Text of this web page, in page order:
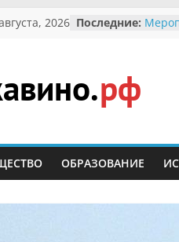
2026 Последние:
ОБРАЗОВАНИЕ